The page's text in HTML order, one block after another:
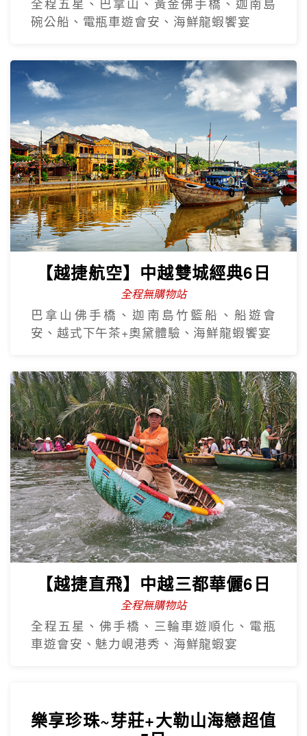
碗公船、電瓶車遊會安、海鮮龍蝦饗宴
【越捷航空】中越雙城經典6日
全程無購物站
巴拿山佛手橋、迦南島竹籃船、船遊會
安、越式下午茶+奧黛體驗、海鮮龍蝦饗宴
【越捷直飛】中越三都華儷6日
全程無購物站
全程五星、佛手橋、三輪車遊順化、電瓶
車遊會安、魅力峴港秀、海鮮龍蝦宴